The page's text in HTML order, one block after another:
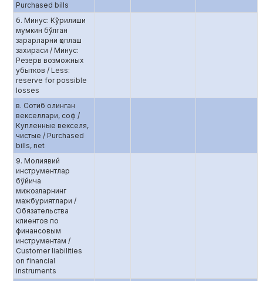
Purchased bills
б. Минус: Кўрилиши
мумкин бўлган
зарарларни қоплаш
захираси / Минус:
Резерв возможных
убытков / Less:
reserve for possible
losses
в. Сотиб олинган
векселлари, соф /
Купленные векселя,
чистые / Purchased
bills, net
9. Молиявий
инструментлар
бўйича
мижозларнинг
мажбуриятлари /
Обязательства
клиентов по
финансовым
инструментам /
Customer liabilities
on financial
instruments